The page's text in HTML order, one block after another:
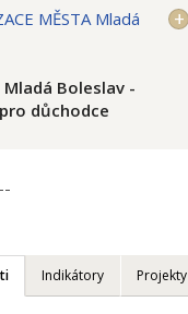
MĚSTA Mladá
Boleslav -
důchodce
--
Indikátory Projekty